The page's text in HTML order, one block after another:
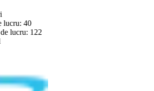
lucru: 40
lucru: 122